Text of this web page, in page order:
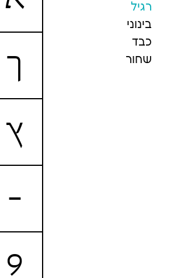
רגיל
בינוני
כבד
שחור
ך
ץ
-
9